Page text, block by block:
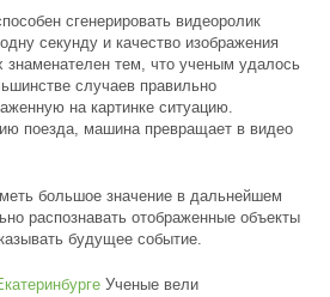
сгенерировать видеоролик
секунду и качество изображения
знаменателен тем, что ученым удалось
случаев правильно
на картинке ситуацию.
поезда, машина превращает в видео
большое значение в дальнейшем
распознавать отображенные объекты
будущее событие.
Ученые вели